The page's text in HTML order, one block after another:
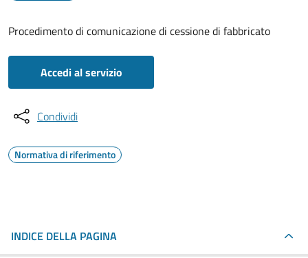
Procedimento di comunicazione di cessione di fabbricato
Accedi al servizio
Condividi
Normativa di riferimento
INDICE DELLA PAGINA